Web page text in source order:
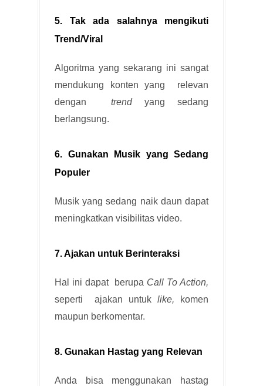
5. Tak ada salahnya mengikuti
Trend/Viral
Algoritma yang sekarang ini sangat
mendukung konten yang relevan
dengan trendyang sedang
berlangsung.
6. Gunakan Musik yang Sedang
Populer
Musik yang sedang naik daun dapat
meningkatkan visibilitas video.
7. Ajakan untuk Berinteraksi
Hal ini dapat berupa Call To Action,
seperti ajakan untuk like,
komen
maupun berkomentar.
8. Gunakan Hastag yang Relevan
Anda bisa menggunakan hastag